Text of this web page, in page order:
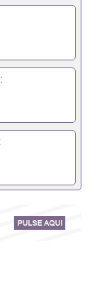
注：上述
，学校，
的毕业证
国外需要
假的毕业
些什么材
科拿不到
毕业怎么
否因为中
是否因为
否因没正
科了不想
找工作没
买文凭可靠
国外本
理澳洲毕